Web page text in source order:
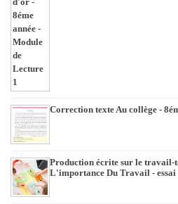
Correction texte Au collège -
Production écrite sur le travail-
L'importance Du Travail - essai